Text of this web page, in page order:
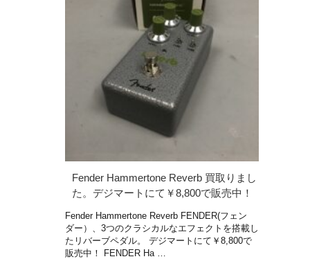
Fender Hammertone Reverb 買取りまし
た。デジマートにて￥8,800で販売中！
Fender Hammertone Reverb FENDER(フェン
ダー）、3つのクラシカルなエフェクトを搭載し
たリバーブペダル。 デジマートにて￥8,800で
販売中！ FENDER Ha …